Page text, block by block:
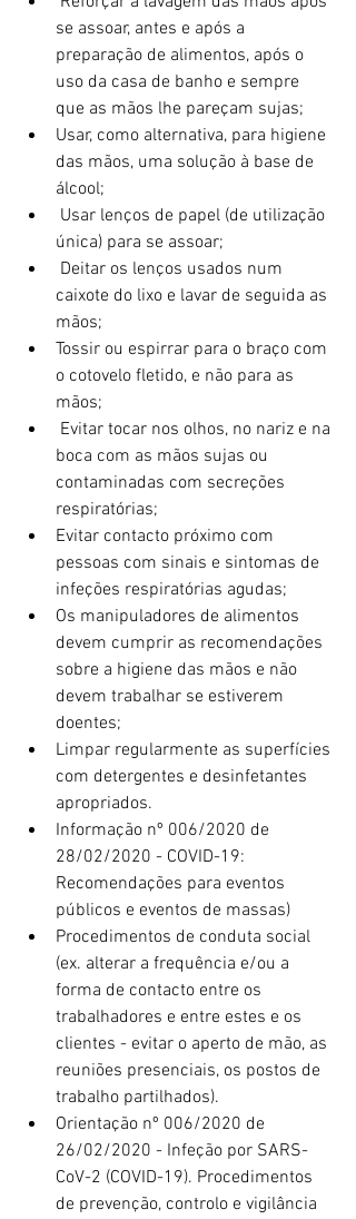
se assoar, antes e após a
preparação de alimentos, após o
uso da casa de banho e sempre
que as mãos lhe pareçam sujas;
Usar, como alternativa, para higiene
das mãos, uma solução à base de
álcool;
única) para se assoar;
caixote do lixo e lavar de seguida as
mãos;
Tossir ou espirrar para o braço com
o cotovelo fletido, e não para as
mãos;
boca com as mãos sujas ou
contaminadas com secreções
respiratórias;
Evitar contacto próximo com
pessoas com sinais e sintomas de
infeções respiratórias agudas;
Os manipuladores de alimentos
devem cumprir as recomendações
sobre a higiene das mãos e não
devem trabalhar se estiverem
doentes;
Limpar regularmente as superfícies
com detergentes e desinfetantes
apropriados.
Informação nº 006/2020 de
28/02/2020 - COVID-19:
Recomendações para eventos
públicos e eventos de massas)
Procedimentos de conduta social
(ex. alterar a frequência e/ou a
forma de contacto entre os
trabalhadores e entre estes e os
clientes - evitar o aperto de mão, as
reuniões presenciais, os postos de
trabalho partilhados).
Orientação nº 006/2020 de
26/02/2020 - Infeção por SARS-
CoV-2 (COVID-19). Procedimentos
de prevenção, controlo e vigilância